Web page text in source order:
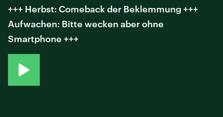
+++ Herbst: Comeback der Beklemmung +++
Aufwachen: Bitte wecken aber ohne
Smartphone +++